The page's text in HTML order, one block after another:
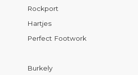
Rockport
Hartjes
Perfect Footwork
Burkely